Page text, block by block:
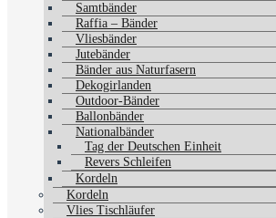
Samtbänder
Raffia – Bänder
Vliesbänder
Jutebänder
Bänder aus Naturfasern
Dekogirlanden
Outdoor-Bänder
Ballonbänder
Nationalbänder
Tag der Deutschen Einheit
Revers Schleifen
Kordeln
Kordeln
Vlies Tischläufer